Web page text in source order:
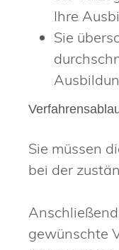
Ihre
Sie
Sie müssen
bei der
gewünschte